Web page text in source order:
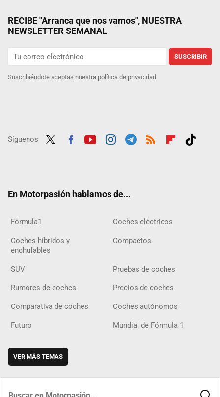
RECIBE "Arranca que nos vamos", NUESTRA
NEWSLETTER SEMANAL
SUSCRIBIR
Suscribiéndote aceptas nuestra política de privacidad
Síguenos
En Motorpasión hablamos de...
Fórmula1 Coches eléctricos
Coches híbridos y
enchufables
Compactos
SUV Pruebas de coches
Rumores de coches Precios de coches
Comparativa de coches Coches autónomos
Futuro Mundial de Fórmula 1
VER MÁS TEMAS